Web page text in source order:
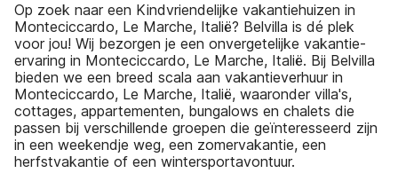
Op zoek naar een Kindvriendelijke vakantiehuizen in
Monteciccardo, Le Marche, Italië? Belvilla is dé plek
voor jou! Wij bezorgen je een onvergetelijke vakantie-
ervaring in Monteciccardo, Le Marche, Italië. Bij Belvilla
bieden we een breed scala aan vakantieverhuur in
Monteciccardo, Le Marche, Italië, waaronder villa's,
cottages, appartementen, bungalows en chalets die
passen bij verschillende groepen die geïnteresseerd zijn
in een weekendje weg, een zomervakantie, een
herfstvakantie of een wintersportavontuur.